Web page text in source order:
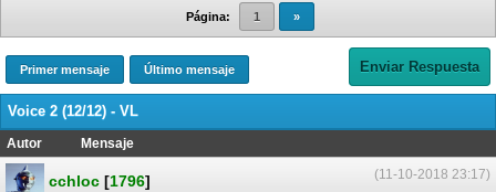
Página: 1 »
Primer mensaje Último mensaje Enviar Respuesta
Voice 2 (12/12) - VL
Autor
Mensaje
(11-10-2018 23:17)
cchloc [1796]